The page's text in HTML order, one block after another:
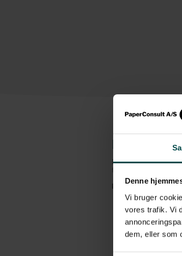
Denne
Vi bruger
vores trafik. Vi
dem, eller som
Beskrivelse
Denne Termo Top
fremstår
Etiketterne har
Format: 102x76
Klæber:
Variant: Nr.
Materiale: